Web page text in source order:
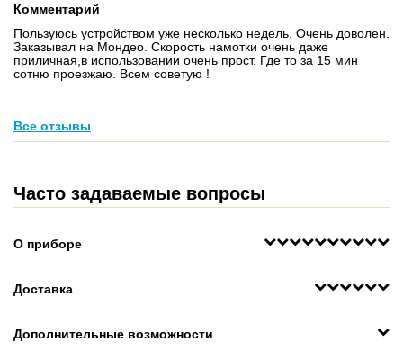
Комментарий
Пользуюсь устройством уже несколько недель. Очень доволен.
Заказывал на Мондео. Скорость намотки очень даже
приличная,в использовании очень прост. Где то за 15 мин
сотню проезжаю. Всем советую !
Все отзывы
Часто задаваемые вопросы
О приборе
Доставка
Дополнительные возможности